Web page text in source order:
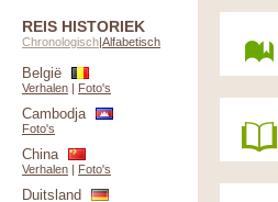
REIS HISTORIEK
Chronologisch|Alfabetisch
België
Verhalen | Foto's
Cambodja
Foto's
China
Verhalen | Foto's
Duitsland